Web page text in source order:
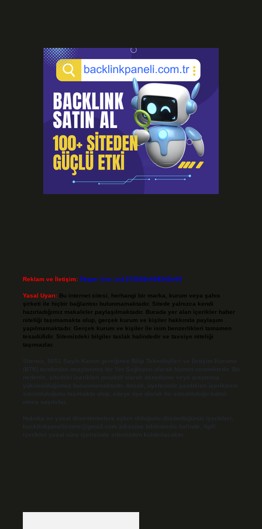
Reklam ve İletişim: Skype: live:.cid.575569c608265c69
Yasal Uyarı: Bu internet sitesi, herhangi bir marka, kurum veya şahıs
şirketi ile hiçbir bağlantısı bulunmamaktadır. Sitede yalnızca kendi
hazırladığımız makaleler paylaşılmaktadır. Burada yer alan içerikler haber
niteliği taşımamakta olup, gerçek kurum ve kişiler hakkında paylaşım
yapılmamaktadır. Gerçek kurum ve kişiler ile isim benzerlikleri tamamen
tesadüfidir. Sitemizdeki bilgiler taslak halindedir ve tavsiye niteliği
taşımazlar.
Sitemiz, 5651 Sayılı Kanun gereğince Bilgi Teknolojileri ve İletişim Kurumu
(BTK) tarafından onaylanmış bir Yer Sağlayıcı olarak hizmet vermektedir. Bu
nedenle, sitedeki içerikleri proaktif olarak denetleme veya araştırma
yükümlülüğümüz bulunmamaktadır. Ancak, üyelerimiz yazdıkları içeriklerin
sorumluluğunu taşımakta olup, siteye üye olarak bu sorumluluğu kabul
etmiş sayılırlar.
Hukuka ve yasal düzenlemelere aykırı olduğunu düşündüğünüz içerikleri,
backlinkpanelicomtr@gmail.com adresine bildirmeniz halinde, ilgili
içerikler yasal süre içerisinde sitemizden kaldırılacaktır.